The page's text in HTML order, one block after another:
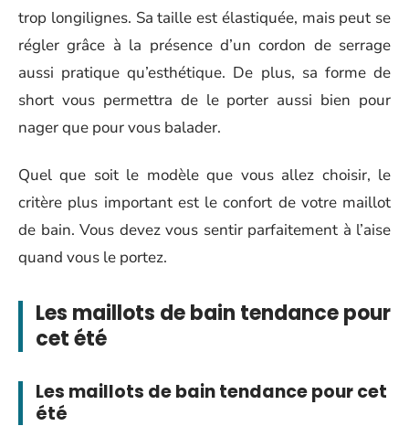
trop longilignes. Sa taille est élastiquée, mais peut se
régler grâce à la présence d’un cordon de serrage
aussi pratique qu’esthétique. De plus, sa forme de
short vous permettra de le porter aussi bien pour
nager que pour vous balader.
Quel que soit le modèle que vous allez choisir, le
critère plus important est le confort de votre maillot
de bain. Vous devez vous sentir parfaitement à l’aise
quand vous le portez.
Les maillots de bain tendance pour
cet été
Les maillots de bain tendance pour cet
été